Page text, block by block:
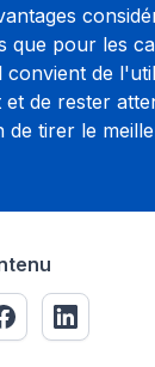
que pour les
convient de
et de rester
de tirer le